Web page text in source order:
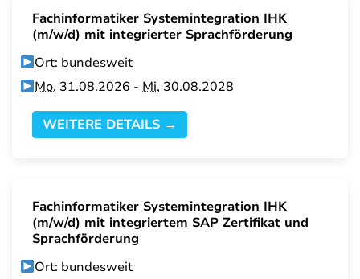
Fachinformatiker Systemintegration IHK
(m/w/d) mit integrierter Sprachförderung
Ort: bundesweit
Mo. 31.08.2026 -Mi. 30.08.2028
WEITERE DETAILS →
Fachinformatiker Systemintegration IHK
(m/w/d) mit integriertem SAP Zertifikat und
Sprachförderung
Ort: bundesweit